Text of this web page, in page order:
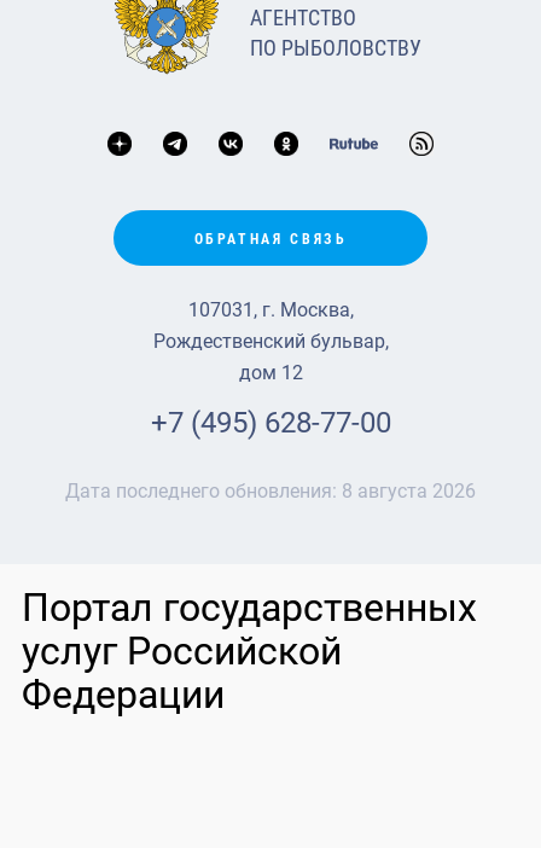
АГЕНТСТВО
ПО РЫБОЛОВСТВУ
ОБРАТНАЯ СВЯЗЬ
107031, г. Москва,
Рождественский бульвар,
дом 12
+7 (495) 628-77-00
Дата последнего обновления: 8 августа 2026
Портал государственных
услуг Российской
Федерации